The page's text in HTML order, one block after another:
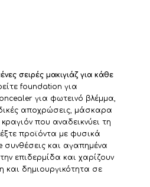
σειρές μακιγιάζ για κάθε
foundation για
για φωτεινό βλέμμα,
αποχρώσεις, μάσκαρα
που αναδεικνύει τη
προϊόντα με φυσικά
συνθέσεις και αγαπημένα
επιδερμίδα και χαρίζουν
και δημιουργικότητα σε